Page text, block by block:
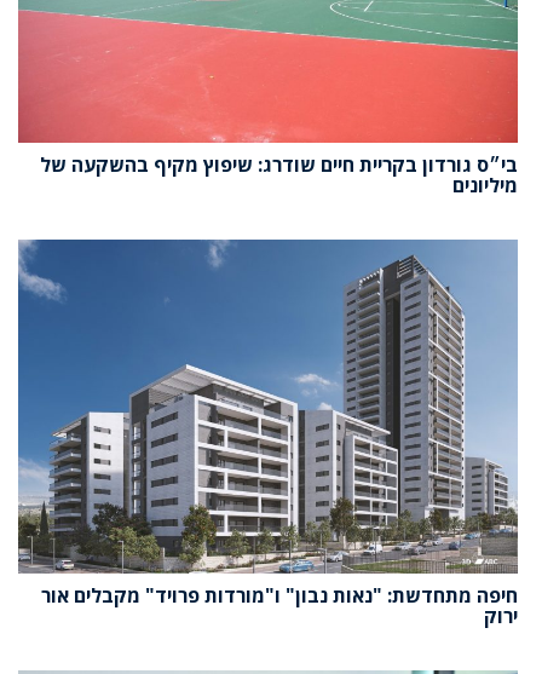
בי״ס גורדון בקריית חיים שודרג: שיפוץ מקיף בהשקעה של
מיליונים
חיפה מתחדשת: "נאות נבון" ו"מורדות פרויד" מקבלים אור
ירוק